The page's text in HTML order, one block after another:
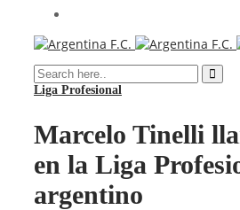
Liga Profesional
Marcelo Tinelli
en la Liga
argentino